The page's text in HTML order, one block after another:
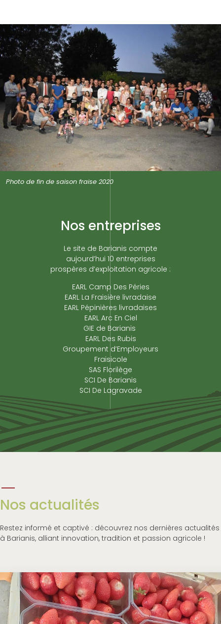
Photo de fin de saison fraise 2020
Nos entreprises
Le site de Barianis compte
aujourd’hui 10 entreprises
prospères d’exploitation agricole :
EARL Camp Des Péries
EARL La Fraisière livradaise
EARL Pépinières livradaises
EARL Arc En Ciel
GIE de Barianis
EARL Des Rubis
Groupement d’Employeurs
Fraisicole
SAS Florilège
SCI De Barianis
SCI De Lagravade
Nos actualités
Restez informé et captivé : découvrez nos dernières actualités
à Barianis, alliant innovation, tradition et passion agricole !